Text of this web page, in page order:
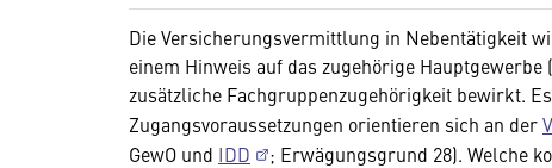
Die Versicherungsvermittlung in Nebentätigkeit
einem Hinweis auf das zugehörige
zusätzliche Fachgruppenzugehörigkeit bewirkt.
Zugangsvoraussetzungen orientieren sich an der
GewO und IDD
; Erwägungsgrund 28). Welche